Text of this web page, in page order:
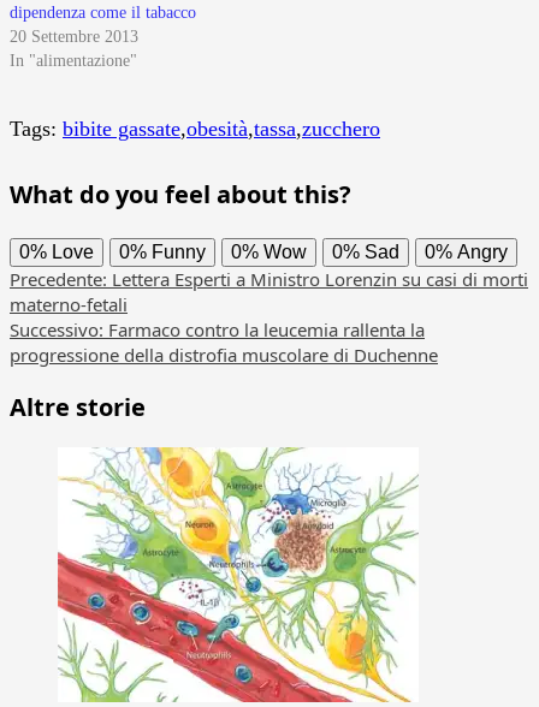
dipendenza come il tabacco
20 Settembre 2013
In "alimentazione"
Tags: bibite gassate,obesità,tassa,zucchero
What do you feel about this?
0% Love 0% Funny 0% Wow 0% Sad 0% Angry
Navigazione
articolo
Precedente: Lettera Esperti a Ministro Lorenzin su casi di morti
materno-fetali
Successivo: Farmaco contro la leucemia rallenta la
progressione della distrofia muscolare di Duchenne
Altre storie